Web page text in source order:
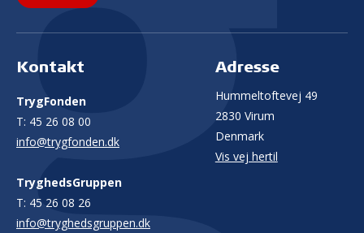
Kontakt
TrygFonden
T: 45 26 08 00
info@trygfonden.dk
TryghedsGruppen
T: 45 26 08 26
info@tryghedsgruppen.dk
Adresse
Hummeltoftevej 49
2830 Virum
Denmark
Vis vej hertil